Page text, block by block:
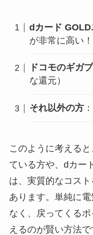
dカード GOLD
が非常に高い！
ドコモのギガ
な還元）
それ以外の方
このように考える
ている方や、dカー
は、実質的なコス
あります。単純に
なく、戻ってくる
えるのが賢い方法で